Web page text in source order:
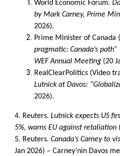
World Economic Forum.
by Mark Carney, Prime
2026).
Prime Minister of Canada
pragmatic: Canada’s
WEF Annual Meeting (20
RealClearPolitics (Video
Lutnick at Davos:
2026).
4. Reuters. Lutnick expects US
5%, warns EU against retaliation
5. Reuters. Canada’s Carney to
Jan 2026) – Carney’nin Davos